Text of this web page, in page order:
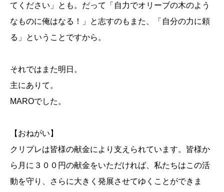
てください」とも。だって「自力でオリーブの木のよう
なものに俺はなる！」と志すのもまた、「自分の力に頼
る」ということですから。
それではまた明日。
主にありて。
MAROでした。
【おねがい】
クリプレは皆様の献金により支えられています。皆様か
ら月に３００円の献金をいただければ、私たちはこの活
動を守り、さらに大きく発展させてゆくことができま